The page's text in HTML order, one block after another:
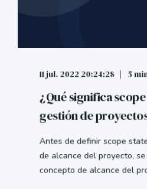
11 jul. 2022 20:24:28 5
¿Qué significa
gestión de
Antes de definir scope
de alcance del proyecto,
concepto de alcance del